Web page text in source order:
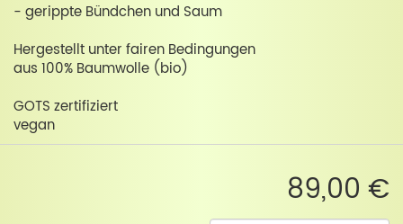
- gerippte Bündchen und Saum
Hergestellt unter fairen Bedingungen
aus 100% Baumwolle (bio)
GOTS zertifiziert
vegan
89,00 €